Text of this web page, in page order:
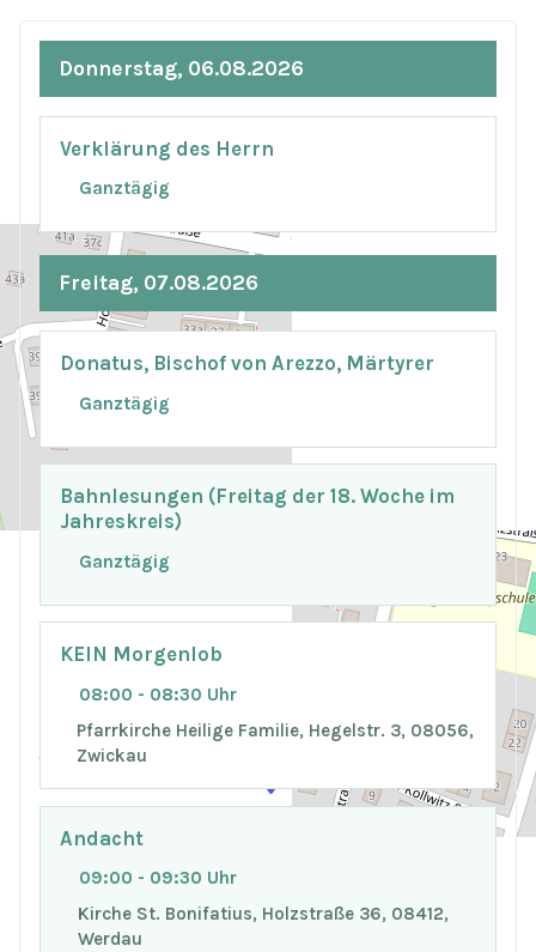
© OpenStreetMap
Donnerstag, 06.08.2026
Verklärung des Herrn
Ganztägig
Freitag, 07.08.2026
Donatus, Bischof von Arezzo, Märtyrer
Ganztägig
Bahnlesungen (Freitag der 18. Woche im
Jahreskreis)
Ganztägig
KEIN Morgenlob
08:00 - 08:30 Uhr
Pfarrkirche Heilige Familie, Hegelstr. 3, 08056,
Zwickau
Andacht
09:00 - 09:30 Uhr
Kirche St. Bonifatius, Holzstraße 36, 08412,
Werdau